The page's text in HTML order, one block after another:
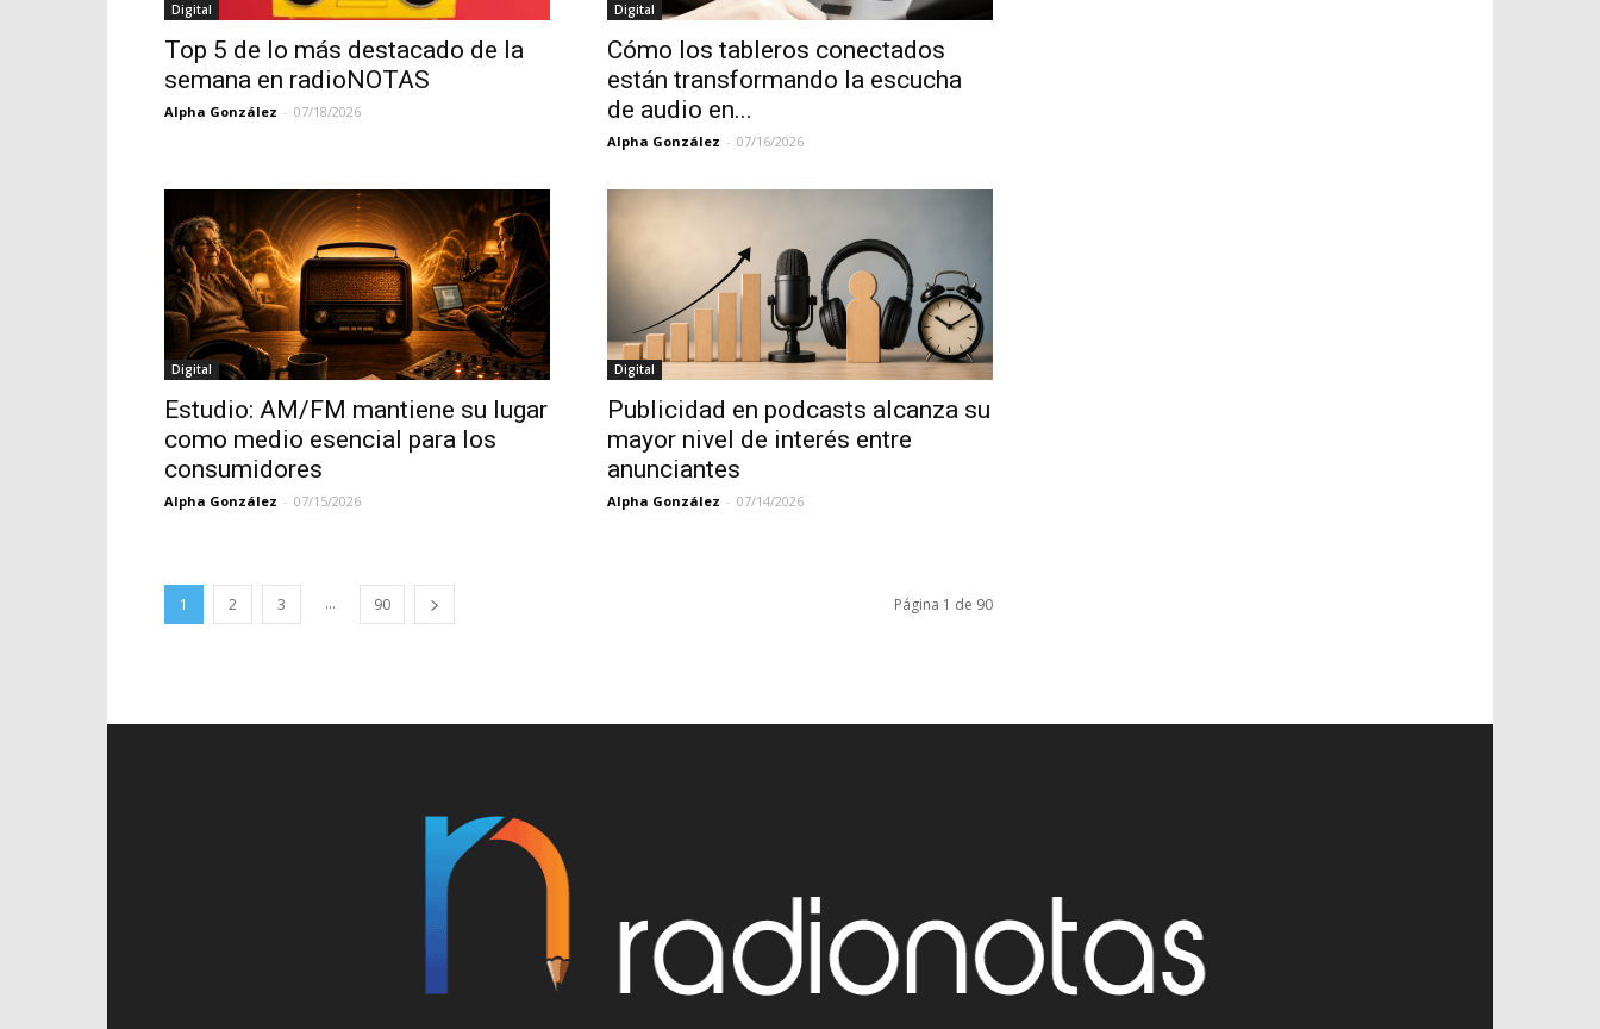
Digital
Top 5 de lo más destacado de la
semana en radioNOTAS
Alpha González - 07/18/2026
Digital
Cómo los tableros conectados
están transformando la escucha
de audio en...
Alpha González - 07/16/2026
Digital
Estudio: AM/FM mantiene su lugar
como medio esencial para los
consumidores
Alpha González - 07/15/2026
Digital
Publicidad en podcasts alcanza su
mayor nivel de interés entre
anunciantes
Alpha González - 07/14/2026
1 2 3 ... 90 Página 1 de 90